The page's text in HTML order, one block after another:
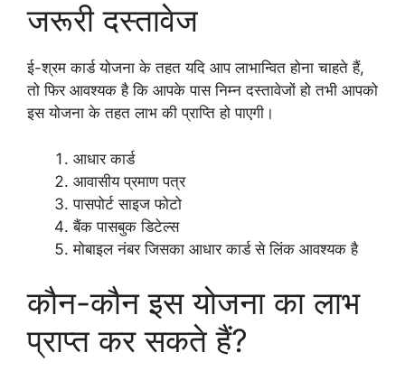
जरूरी दस्तावेज
ई-श्रम कार्ड योजना के तहत यदि आप लाभान्वित होना चाहते हैं,
तो फिर आवश्यक है कि आपके पास निम्न दस्तावेजों हो तभी आपको
इस योजना के तहत लाभ की प्राप्ति हो पाएगी।
आधार कार्ड
आवासीय प्रमाण पत्र
पासपोर्ट साइज फोटो
बैंक पासबुक डिटेल्स
मोबाइल नंबर जिसका आधार कार्ड से लिंक आवश्यक है
कौन-कौन इस योजना का लाभ
प्राप्त कर सकते हैं?